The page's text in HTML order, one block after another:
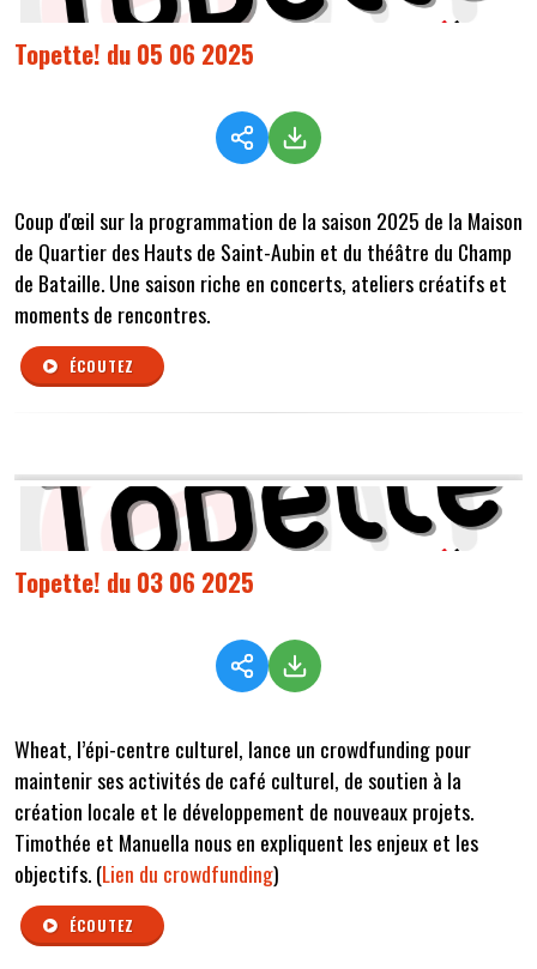
Topette! du 05 06 2025
Coup d'œil sur la programmation de la saison 2025 de la Maison
de Quartier des Hauts de Saint-Aubin et du théâtre du Champ
de Bataille. Une saison riche en concerts, ateliers créatifs et
moments de rencontres.
ÉCOUTEZ
Topette! du 03 06 2025
Wheat, l’épi-centre culturel, lance un crowdfunding pour
maintenir ses activitésde café culturel, de soutien à la
création locale et le développement de nouveaux projets.
Timothée et Manuella nous en expliquent les enjeux et les
objectifs. (Lien du crowdfunding)
ÉCOUTEZ